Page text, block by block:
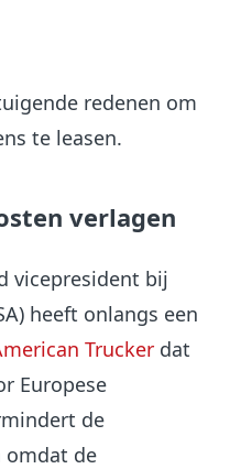
redenen om
te leasen.
verlagen
vicepresident bij
heeft onlangs een
Trucker dat
Europese
de
omdat de